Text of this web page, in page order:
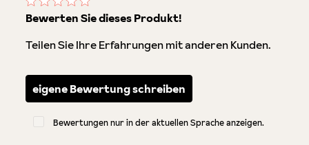
Durchschnittliche Bewertung von 0 von 5 Sternen
Bewerten Sie dieses Produkt!
Teilen Sie Ihre Erfahrungen mit anderen Kunden.
eigene Bewertung schreiben
Bewertungen nur in der aktuellen Sprache anzeigen.